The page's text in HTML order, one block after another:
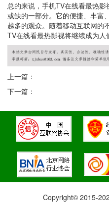
总的来说，手机TV在线看最热
或缺的一部分。它的便捷、丰富
越多的观众。随着移动互联网的
TV在线看最热影视将继续成为人
上一篇：
下一篇：
Copyright© 2015-